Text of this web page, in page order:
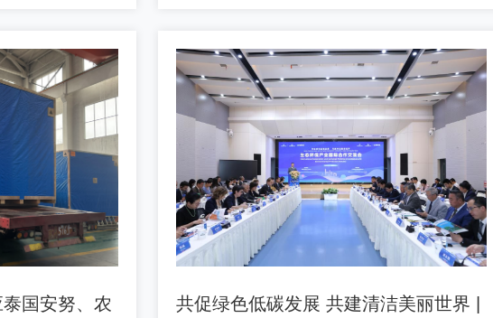
国安努、农
共促绿色低碳发展 共建清洁美丽世界 |